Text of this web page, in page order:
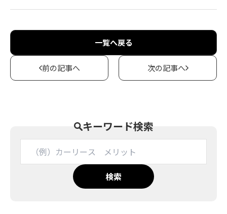
一覧へ戻る
前の記事へ 次の記事へ
キーワード検索
検索